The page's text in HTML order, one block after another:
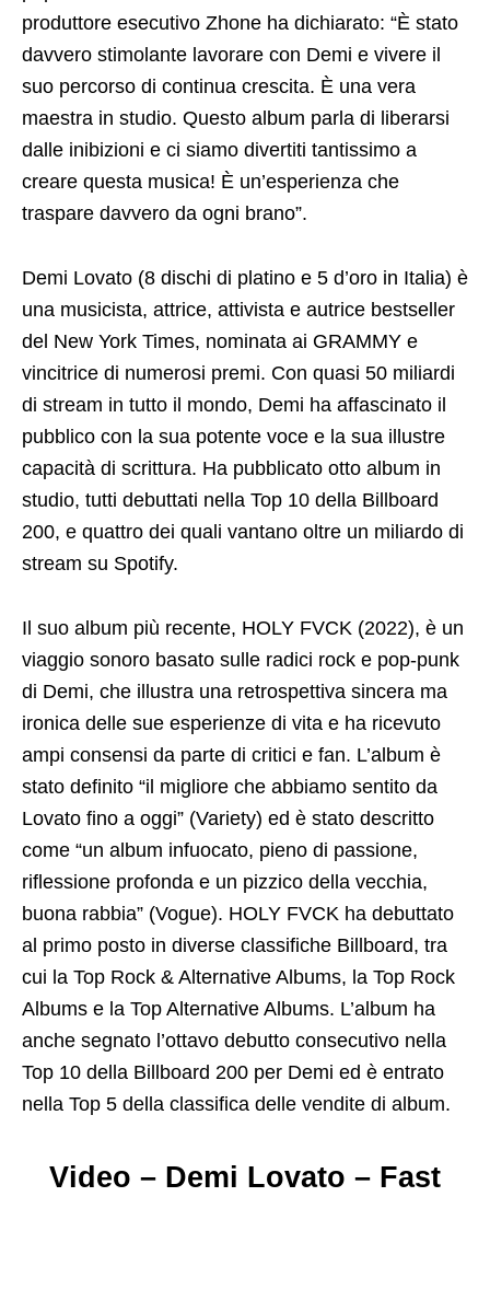
produttore esecutivo Zhone ha dichiarato: “È stato
davvero stimolante lavorare con Demi e vivere il
suo percorso di continua crescita. È una vera
maestra in studio. Questo album parla di liberarsi
dalle inibizioni e ci siamo divertiti tantissimo a
creare questa musica! È un’esperienza che
traspare davvero da ogni brano”.
Demi Lovato (8 dischi di platino e 5 d’oro in Italia) è
una musicista, attrice, attivista e autrice bestseller
del New York Times, nominata ai GRAMMY e
vincitrice di numerosi premi. Con quasi 50 miliardi
di stream in tutto il mondo, Demi ha affascinato il
pubblico con la sua potente voce e la sua illustre
capacità di scrittura. Ha pubblicato otto album in
studio, tutti debuttati nella Top 10 della Billboard
200, e quattro dei quali vantano oltre un miliardo di
stream su Spotify.
Il suo album più recente, HOLY FVCK (2022), è un
viaggio sonoro basato sulle radici rock e pop-punk
di Demi, che illustra una retrospettiva sincera ma
ironica delle sue esperienze di vita e ha ricevuto
ampi consensi da parte di critici e fan. L’album è
stato definito “il migliore che abbiamo sentito da
Lovato fino a oggi” (Variety) ed è stato descritto
come “un album infuocato, pieno di passione,
riflessione profonda e un pizzico della vecchia,
buona rabbia” (Vogue). HOLY FVCK ha debuttato
al primo posto in diverse classifiche Billboard, tra
cui la Top Rock & Alternative Albums, la Top Rock
Albums e la Top Alternative Albums. L’album ha
anche segnato l’ottavo debutto consecutivo nella
Top 10 della Billboard 200 per Demi ed è entrato
nella Top 5 della classifica delle vendite di album.
Video – Demi Lovato – Fast